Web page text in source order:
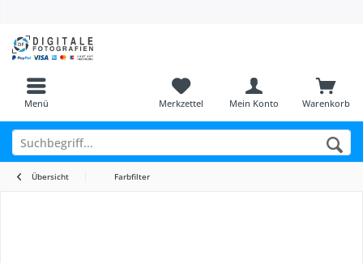
Menü Warenkorb
Merkzettel Mein Konto
Übersicht Farbfilter